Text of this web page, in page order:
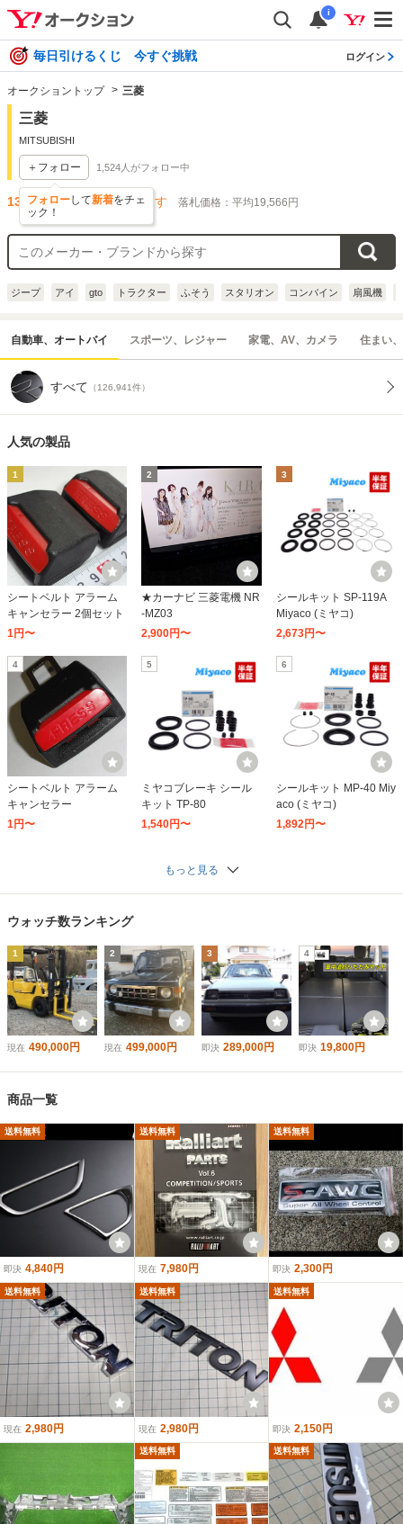
i
毎日引けるくじ 今すぐ挑戦 ログイン
オークショントップ 三菱
三菱
MITSUBISHI
＋フォロー
フォローして新着をチェ
ック！
1,524 人がフォロー中
132,936件出品されています 落札価格：平均19,566円
ジープ アイ gto トラクター ふそう スタリオン コンバイン 扇風機
自動車、オートバイ スポーツ、レジャー 家電、AV、カメラ 住まい
すべて （126,941件）
人気の製品
1
シートベルト アラーム
キャンセラー 2個セット
1円〜
2
★カーナビ 三菱電機 NR
-MZ03
2,900円〜
3
シールキット SP-119A
Miyaco (ミヤコ)
2,673円〜
4
シートベルト アラーム
キャンセラー
1円〜
5
ミヤコブレーキ シール
キット TP-80
1,540円〜
6
シールキット MP-40 Miy
aco (ミヤコ)
1,892円〜
もっと見る
ウォッチ数ランキング
1
現在 490,000円
2
現在 499,000円
3
即決 289,000円
4
即決 19,800円
商品一覧
送料無料
即決 4,840円
送料無料
現在 7,980円
送料無料
即決 2,300円
送料無料
現在 2,980円
送料無料
現在 2,980円
送料無料
即決 2,150円
送料無料 送料無料